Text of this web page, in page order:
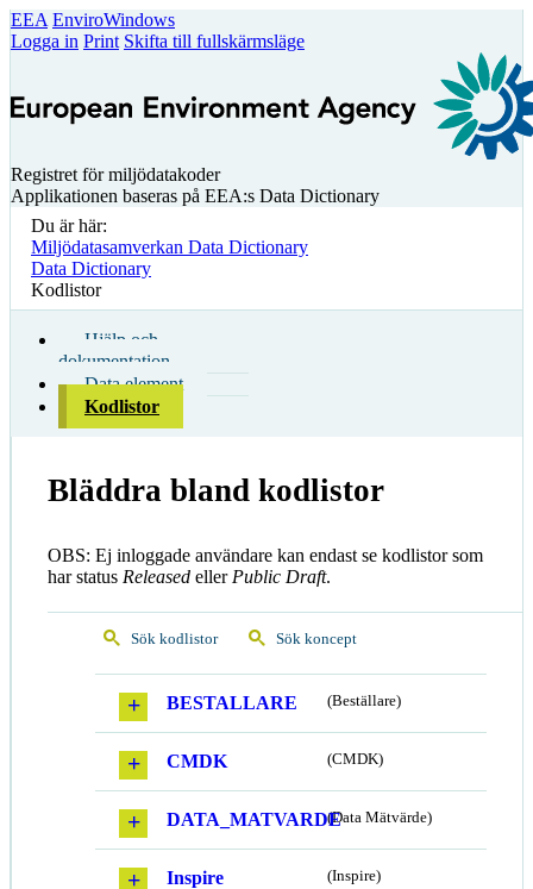
EEA EnviroWindows
Logga in Print Skifta till fullskärmsläge
Registret för miljödatakoder
Applikationen baseras på EEA:s Data Dictionary
Du är här:
Miljödatasamverkan Data Dictionary
Data Dictionary
Kodlistor
Hjälp och
dokumentation
Data element
Kodlistor
Bläddra bland kodlistor
OBS: Ej inloggade användare kan endast se kodlistor som
har status Released eller Public Draft.
Sök kodlistor Sök koncept
BESTALLARE (Beställare)
CMDK (CMDK)
DATA_MATVARDE(Data Mätvärde)
Inspire (Inspire)